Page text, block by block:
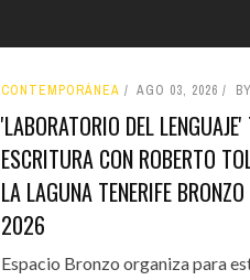
CONTEMPORÁNEA AGO 03, 2026
'LABORATORIO DEL LENGUAJE'
ESCRITURA CON ROBERTO
LA LAGUNA TENERIFE
2026
Espacio Bronzo organiza para